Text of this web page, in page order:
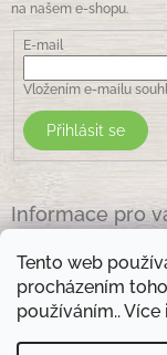
Tento web
procházením
používáním..
na našem e-shopu.
E-mail
Vložením e-mailu
Přihlásit se
Informace pro
Obchodní podmínky
Podmínky ochrany
Kontakty